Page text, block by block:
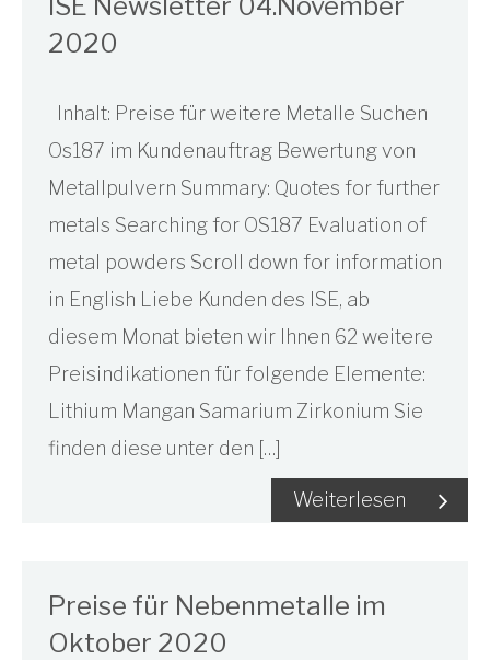
2020
Inhalt: Preise für weitere Metalle Suchen
Os187 im Kundenauftrag Bewertung von
Metallpulvern Summary: Quotes for further
metals Searching for OS187 Evaluation of
metal powders Scroll down for information
in English Liebe Kunden des ISE, ab
diesem Monat bieten wir Ihnen 62 weitere
Preisindikationen für folgende Elemente:
Lithium Mangan Samarium Zirkonium Sie
finden diese unter den […]
Weiterlesen
Preise für Nebenmetalle im
Oktober 2020